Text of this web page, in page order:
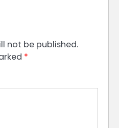
not be published.
*